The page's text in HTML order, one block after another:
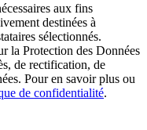
aux fins
destinées à
sélectionnés.
la Protection des Données
de rectification, de
Pour en savoir plus ou
de confidentialité.